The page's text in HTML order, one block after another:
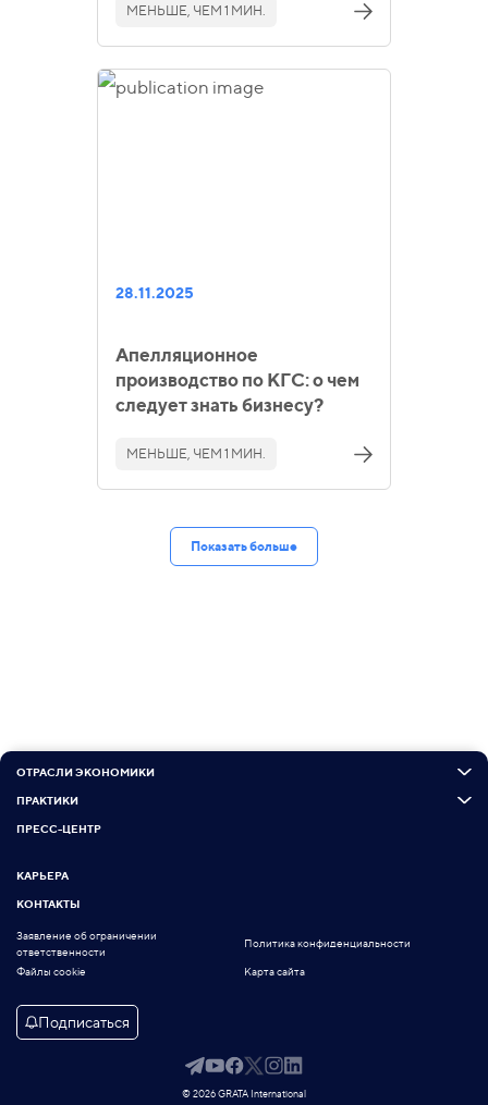
МЕНЬШЕ, ЧЕМ 1 МИН.
28.11.2025
Апелляционное
производство по КГС: о чем
следует знать бизнесу?
МЕНЬШЕ, ЧЕМ 1 МИН.
Показать больше
ОТРАСЛИ ЭКОНОМИКИ
ПРАКТИКИ
ПРЕСС-ЦЕНТР
КАРЬЕРА
КОНТАКТЫ
Заявление об ограничении
ответственности
Политика конфиденциальности
Файлы cookie Карта сайта
Подписаться
© 2026 GRATA International